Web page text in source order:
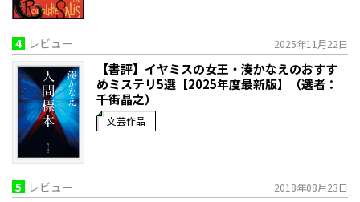
4 レビュー 2025年11月22日
【書評】イヤミスの女王・湊かなえのおすす
めミステリ5選【2025年度最新版】（選者：
千街晶之）
文芸作品
5 レビュー 2018年08月23日